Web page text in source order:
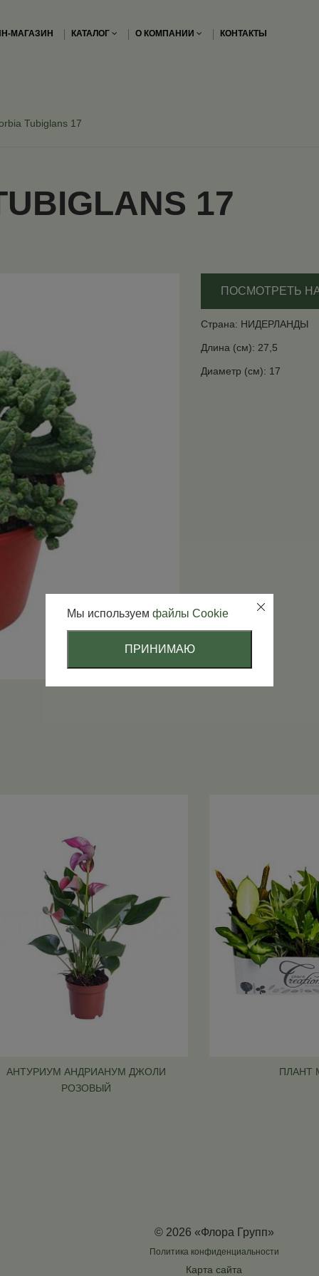
МАГАЗИН КАТАЛОГ О КОМПАНИИ КОНТАКТЫ
Tubiglans 17
17
ПОСМОТРЕТЬ
Страна: НИДЕРЛАНДЫ
Длина (см): 27,5
Диаметр (см): 17
АНТУРИУМ АНДРИАНУМ ДЖОЛИ
РОЗОВЫЙ
ПЛАНТ
© 2026 «Флора Групп»
Политика конфиденциальности
Карта сайта
Мы используем файлы Cookie
ПРИНИМАЮ